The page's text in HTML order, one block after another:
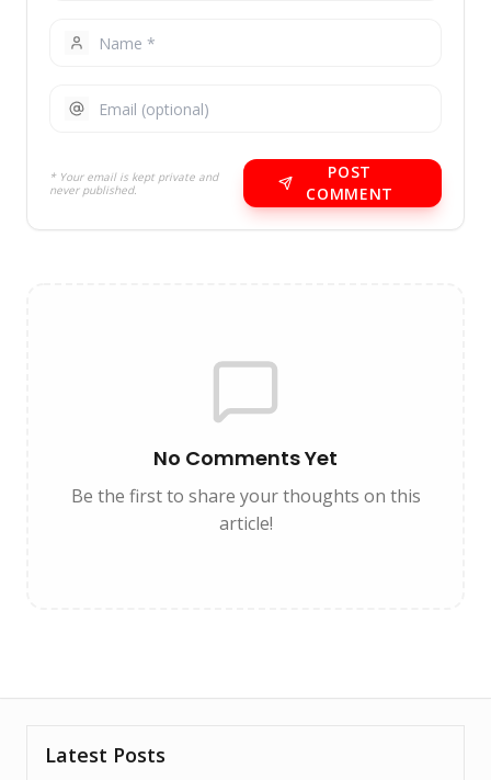
* Your email is kept private and
never published.
POST
COMMENT
No Comments Yet
Be the first to share your thoughts on this
article!
Latest Posts